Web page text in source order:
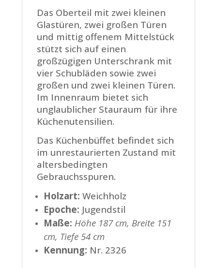
Das Oberteil mit zwei kleinen
Glastüren, zwei großen Türen
und mittig offenem Mittelstück
stützt sich auf einen
großzügigen Unterschrank mit
vier Schubläden sowie zwei
großen und zwei kleinen Türen.
Im Innenraum bietet sich
unglaublicher Stauraum für ihre
Küchenutensilien.
Das Küchenbüffet befindet sich
im unrestaurierten Zustand mit
altersbedingten
Gebrauchsspuren.
Holzart: Weichholz
Epoche: Jugendstil
Maße: Höhe 187 cm, Breite 151
cm, Tiefe 54 cm
Kennung: Nr. 2326